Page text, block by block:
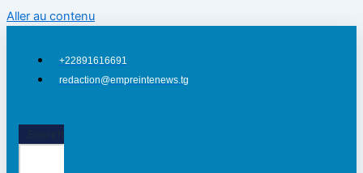
Aller au contenu
+22891616691
redaction@empreintenews.tg